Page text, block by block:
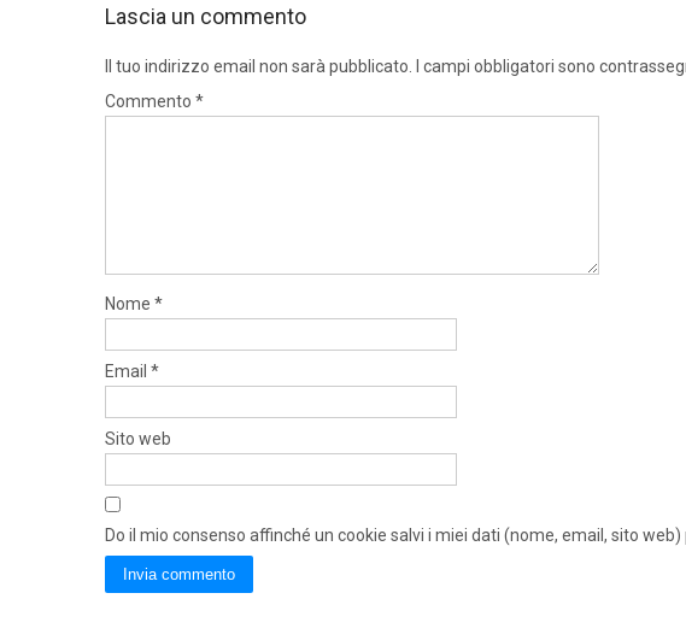
Lascia un commento
Il tuo indirizzo email non sarà pubblicato. I campi obbligatori sono
Commento *
Nome *
Email *
Sito web
Do il mio consenso affinché un cookie salvi i miei dati (nome, email, sito